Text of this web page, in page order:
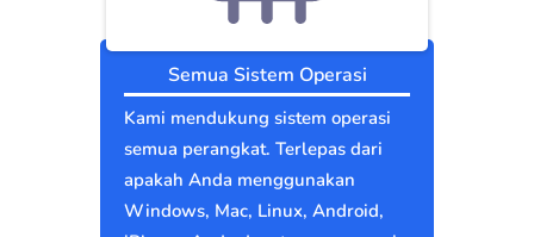
Semua Sistem Operasi
Kami mendukung sistem operasi
semua perangkat. Terlepas dari
apakah Anda menggunakan
Windows, Mac, Linux, Android,